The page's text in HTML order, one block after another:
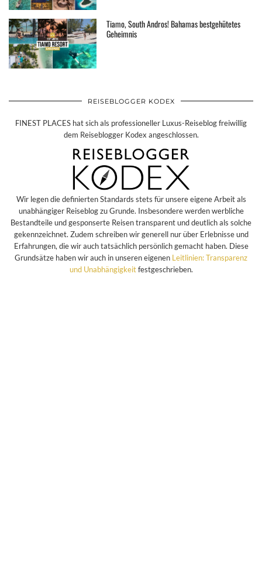
Tiamo, South Andros! Bahamas bestgehütetes
Geheimnis
REISEBLOGGER KODEX
FINEST PLACES hat sich als professioneller Luxus-Reiseblog freiwillig
dem Reiseblogger Kodex angeschlossen.
Wir legen die definierten Standards stets für unsere eigene Arbeit als
unabhängiger Reiseblog zu Grunde. Insbesondere werden werbliche
Bestandteile und gesponserte Reisen transparent und deutlich als solche
gekennzeichnet. Zudem schreiben wir generell nur über Erlebnisse und
Erfahrungen, die wir auch tatsächlich persönlich gemacht haben. Diese
Grundsätze haben wir auch in unseren eigenen Leitlinien: Transparenz
und Unabhängigkeitfestgeschrieben.